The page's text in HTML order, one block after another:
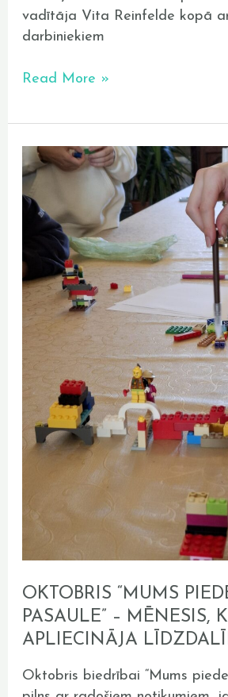
vadītāja Vita Reinfelde kopā
darbiniekiem
Read More »
OKTOBRIS “MUMS
PASAULE” – MĒNESIS,
APLIECINĀJA
Oktobris biedrībai “Mums
Oktobris
“Mums
pieder
pasaule”
mēnesis,
kas
apliecināja
līdzdalības